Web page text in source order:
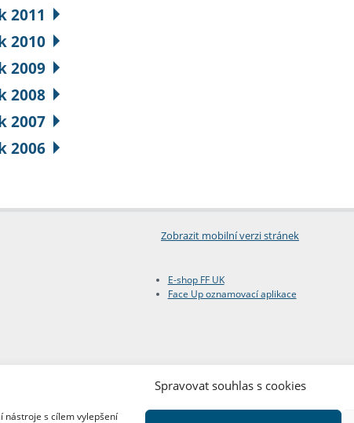
Spravovat souhlas s cookies
nástroje s cílem vylepšení
2011
2010
2009
2008
2007
2006
Zobrazit mobilní verzi stránek
E-shop FF UK
Face Up oznamovací aplikace